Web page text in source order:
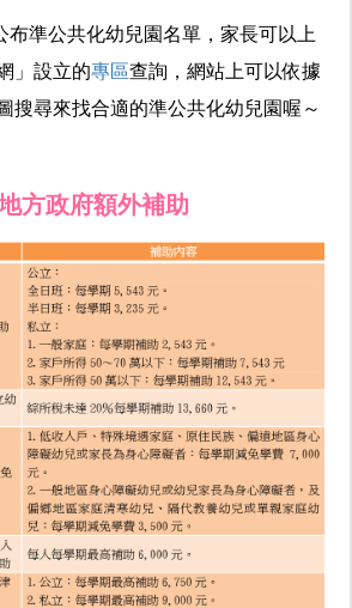
布準公共化幼兒園名單，家長可以上
」設立的專區查詢，網站上可以依據
搜尋來找合適的準公共化幼兒園喔～
方政府額外補助